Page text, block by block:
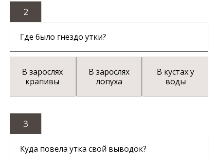
2
Где было гнездо утки?
В зарослях
крапивы
В зарослях
лопуха
В кустах у
воды
3
Куда повела утка свой выводок?